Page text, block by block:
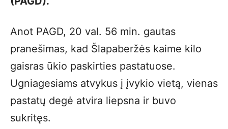
Anot PAGD, 20 val. 56 min. gautas
pranešimas, kad Šlapaberžės kaime kilo
gaisras ūkio paskirties pastatuose.
Ugniagesiams atvykus į įvykio vietą, vienas
pastatų degė atvira liepsna ir buvo
sukritęs.